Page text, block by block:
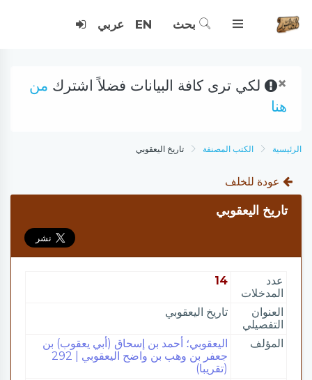
بحث EN عربي
× لكي ترى كافة البيانات فضلاً اشترك من
هنا
الرئيسية الكتب المصنفة تاريخ اليعقوبي
عودة للخلف
تاريخ اليعقوبي
عدد
المدخلات
14
العنوان
التفصيلي
تاريخ اليعقوبي
المؤلف
اليعقوبي؛ أحمد بن إسحاق (أبي يعقوب) بن
جعفر بن وهب بن واضح اليعقوبي | 292
(تقريبا)